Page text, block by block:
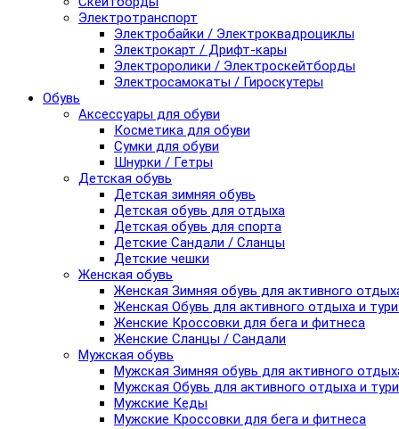
Электротранспорт
Электробайки / Электроквадроциклы
Электрокарт / Дрифт-кары
Электроролики / Электроскейтборды
Электросамокаты / Гироскутеры
Обувь
Аксессуары для обуви
Косметика для обуви
Сумки для обуви
Шнурки / Гетры
Детская обувь
Детская зимняя обувь
Детская обувь для отдыха
Детская обувь для спорта
Детские Сандали / Сланцы
Детские чешки
Женская обувь
Женская Зимняя обувь для активного
Женская Обувь для активного отдыха и
Женские Кроссовки для бега и фитнеса
Женские Сланцы / Сандали
Мужская обувь
Мужская Зимняя обувь для активного
Мужская Обувь для активного отдыха и
Мужские Кеды
Мужские Кроссовки для бега и фитнеса